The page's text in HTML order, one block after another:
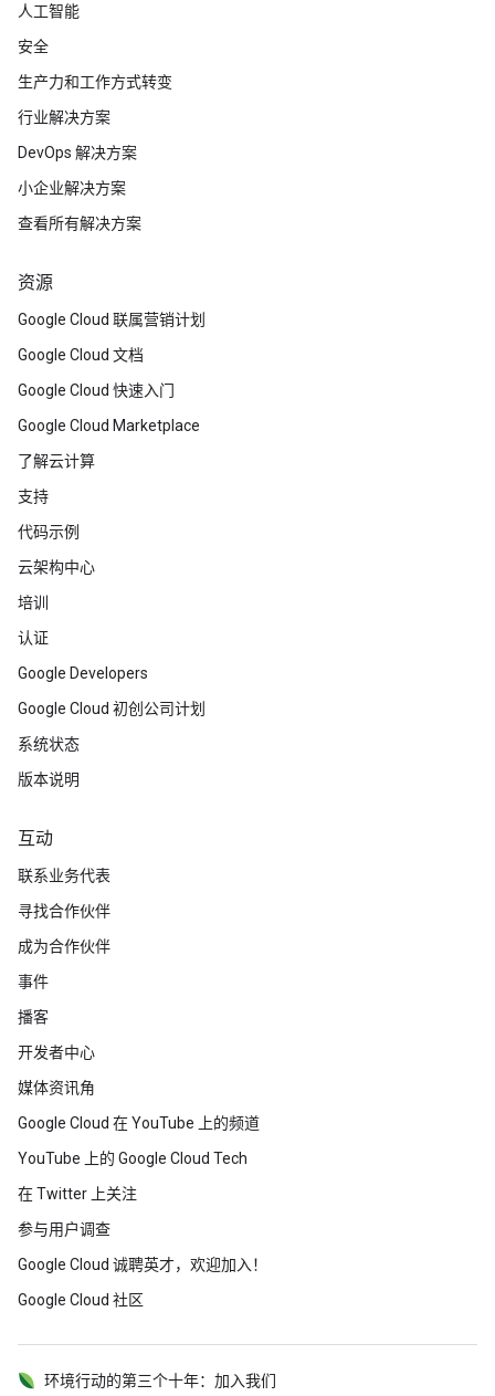
人工智能
安全
生产力和工作方式转变
行业解决方案
DevOps 解决方案
小企业解决方案
查看所有解决方案
资源
Google Cloud 联属营销计划
Google Cloud 文档
Google Cloud 快速入门
Google Cloud Marketplace
了解云计算
支持
代码示例
云架构中心
培训
认证
Google Developers
Google Cloud 初创公司计划
系统状态
版本说明
互动
联系业务代表
寻找合作伙伴
成为合作伙伴
事件
播客
开发者中心
媒体资讯角
Google Cloud 在 YouTube 上的频道
YouTube 上的 Google Cloud Tech
在 Twitter 上关注
参与用户调查
Google Cloud 诚聘英才，欢迎加入！
Google Cloud 社区
环境行动的第三个十年：加入我们